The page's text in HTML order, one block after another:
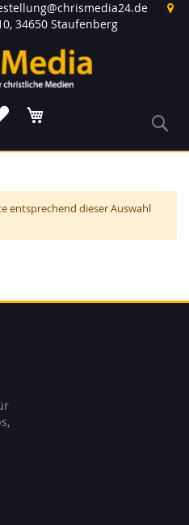
34650 Staufenberg
entsprechend dieser Auswahl